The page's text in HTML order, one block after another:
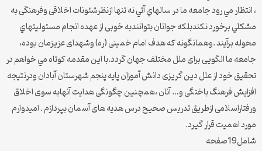
، انتظار مي رود جامعه ما در سالهاي آتي نه تنها ازنظرشئونات اخلاقی وفرهنگی به
مشكلي برخورد نکندبلكه جوانان بتوانندبه خوبی از عهده انجام مسئوليتهاي
محوله برآيند .وهمانگونه که هدف امام خمینی (ره) وشهدای عزیزمان بوده،
جامعه ما الگویی برای ملل مختلف جهان گردد.با اين مقدمه كوتاه مي خواهم در
تحقيق خود از علل دین گریزی دانش آموزان پایه پنجم شهرستان آبادان ودرنتیجه
افزایش فرهنگ باختگی و… آنان ،همچنین چگونگی هدایت آنهابه سوی اخلاق
ورفتاراسلامی ازطریق تدریس صحیح درس هدیه های آسمان بپردازم . اميدوارم
مورد اهميت قرار گيرد.
شامل19صفحه